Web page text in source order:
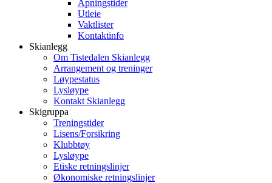
Åpningstider
Utleie
Vaktlister
Kontaktinfo
Skianlegg
Om Tistedalen Skianlegg
Arrangement og treninger
Løypestatus
Lysløype
Kontakt Skianlegg
Skigruppa
Treningstider
Lisens/Forsikring
Klubbtøy
Lysløype
Etiske retningslinjer
Økonomiske retningslinjer